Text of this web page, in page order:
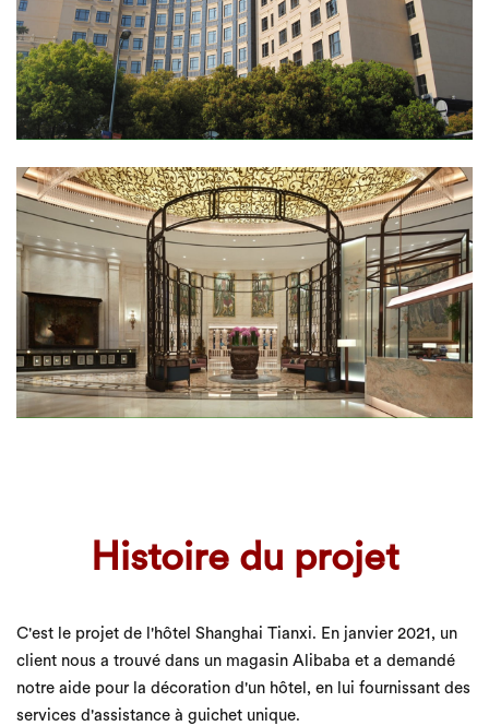
Histoire du projet
C'est le projet de l'hôtel Shanghai Tianxi. En janvier 2021, un
client nous a trouvé dans un magasin Alibaba et a demandé
notre aide pour la décoration d'un hôtel, en lui fournissant des
services d'assistance à guichet unique.